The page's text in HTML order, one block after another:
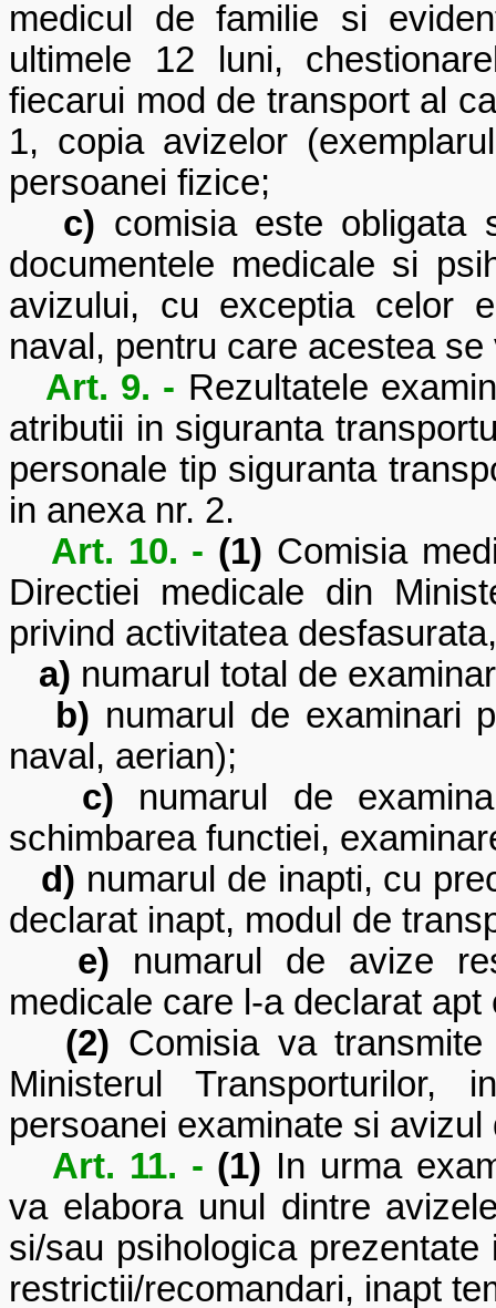
medicul de familie si
ultimele 12 luni,
fiecarui mod de transport al
1, copia avizelor
persoanei fizice;
c) comisia este obligata
documentele medicale si
avizului, cu exceptia celor
naval, pentru care acestea
Art. 9. - Rezultatele
atributii in siguranta
personale tip siguranta
in anexa nr. 2.
Art. 10. - (1) Comisia
Directiei medicale din
privind activitatea
a) numarul total de
b) numarul de examinari
naval, aerian);
c) numarul de
schimbarea functiei,
d) numarul de inapti, cu
declarat inapt, modul de
e) numarul de avize
medicale care l-a declarat
(2) Comisia va
Ministerul
persoanei examinate si
Art. 11. - (1) In urma
va elabora unul dintre
si/sau psihologica
restrictii/recomandari, inapt